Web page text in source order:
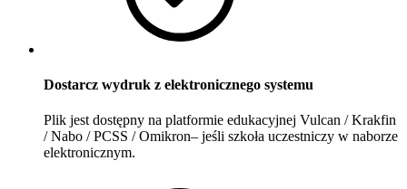
Dostarcz wydruk z elektronicznego systemu
Plik jest dostępny na platformie edukacyjnej Vulcan / Krakfin
/ Nabo / PCSS / Omikron– jeśli szkoła uczestniczy w naborze
elektronicznym.